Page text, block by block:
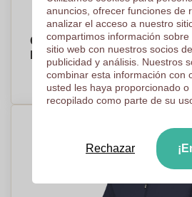
Chaqueta ligera para hombre
Río
PRECIO A
anuncios, ofrecer funciones de
analizar el acceso a nuestro
compartimos información
sitio web con nuestros socios
publicidad y análisis. Nuestros
combinar esta información con
usted les haya proporcionado
recopilado como parte de su
Rechazar